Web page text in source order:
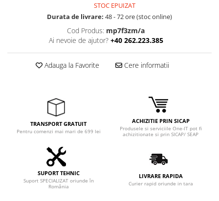
Card Reader
Periferice PC
Camere Web
Adaptoare
Tastaturi
Componente PC
Placi de Baza
STOC EPUIZAT
Durata de livrare: 48 - 72 ore (stoc online)
Cod Produs: mp7f3zm/a
Ai nevoie de ajutor? +40 262.223.385
Adauga la Favorite Cere informatii
TRANSPORT GRATUIT
Pentru comenzi mai mari de 699 lei
ACHIZITIE PRIN SICAP
Produsele si serviciile One-IT pot fi
achizitionate si prin SICAP/ SEAP
SUPORT TEHNIC
Suport SPECIALIZAT oriunde în
România
LIVRARE RAPIDA
Curier rapid oriunde in tara